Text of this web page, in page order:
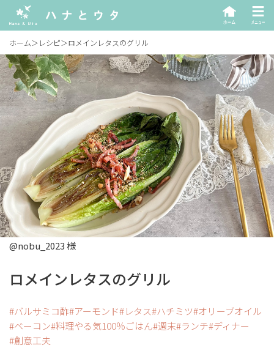
ホーム＞ レシピ＞ロメインレタスのグリル
@nobu_2023 様
ロメインレタスのグリル
バルサミコ酢 アーモンド レタス ハチミツ オリーブオイル
ベーコン 料理やる気100％ごはん 週末 ランチ ディナー
創意工夫